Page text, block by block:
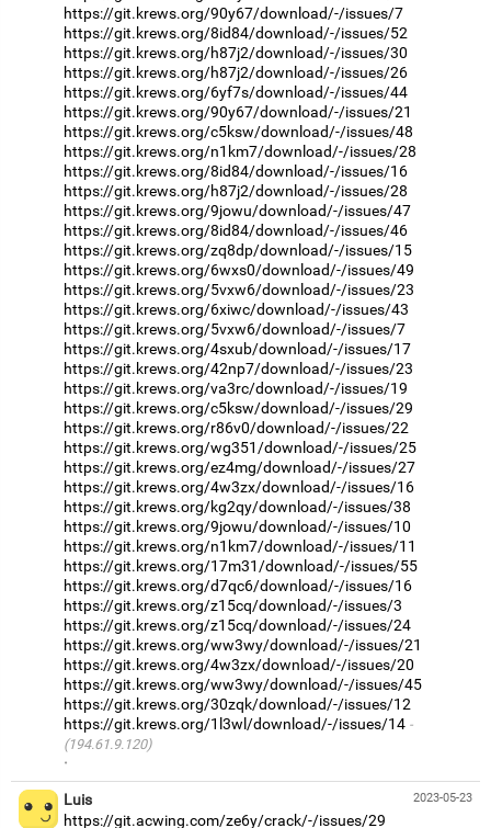
https://git.krews.org/90y67/download/-/issues/7
https://git.krews.org/8id84/download/-/issues/52
https://git.krews.org/h87j2/download/-/issues/30
https://git.krews.org/h87j2/download/-/issues/26
https://git.krews.org/6yf7s/download/-/issues/44
https://git.krews.org/90y67/download/-/issues/21
https://git.krews.org/c5ksw/download/-/issues/48
https://git.krews.org/n1km7/download/-/issues/28
https://git.krews.org/8id84/download/-/issues/16
https://git.krews.org/h87j2/download/-/issues/28
https://git.krews.org/9jowu/download/-/issues/47
https://git.krews.org/8id84/download/-/issues/46
https://git.krews.org/zq8dp/download/-/issues/15
https://git.krews.org/6wxs0/download/-/issues/49
https://git.krews.org/5vxw6/download/-/issues/23
https://git.krews.org/6xiwc/download/-/issues/43
https://git.krews.org/5vxw6/download/-/issues/7
https://git.krews.org/4sxub/download/-/issues/17
https://git.krews.org/42np7/download/-/issues/23
https://git.krews.org/va3rc/download/-/issues/19
https://git.krews.org/c5ksw/download/-/issues/29
https://git.krews.org/r86v0/download/-/issues/22
https://git.krews.org/wg351/download/-/issues/25
https://git.krews.org/ez4mg/download/-/issues/27
https://git.krews.org/4w3zx/download/-/issues/16
https://git.krews.org/kg2qy/download/-/issues/38
https://git.krews.org/9jowu/download/-/issues/10
https://git.krews.org/n1km7/download/-/issues/11
https://git.krews.org/17m31/download/-/issues/55
https://git.krews.org/d7qc6/download/-/issues/16
https://git.krews.org/z15cq/download/-/issues/3
https://git.krews.org/z15cq/download/-/issues/24
https://git.krews.org/ww3wy/download/-/issues/21
https://git.krews.org/4w3zx/download/-/issues/20
https://git.krews.org/ww3wy/download/-/issues/45
https://git.krews.org/30zqk/download/-/issues/12
https://git.krews.org/1l3wl/download/-/issues/14
(194.61.9.120)
·
2023-05-23
Luis
https://git.acwing.com/ze6y/crack/-/issues/29